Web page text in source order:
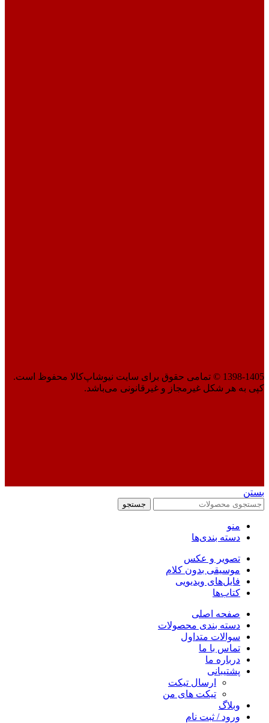
1398-1405 © تمامی حقوق برای سایت نیوشاپ‌کالا محفوظ است.
کپی به هر شکل غیرمجاز و غیرقانونی می‌باشد.
بستن
جستجو
منو
دسته بندی‌ها
تصویر و عکس
موسیقی بدون کلام
فایل‌های ویدیویی
کتاب‌ها
صفحه اصلی
دسته بندی محصولات
سوالات متداول
تماس با ما
درباره ما
پشتیبانی
ارسال تیکت
تیکت های من
وبلاگ
ورود / ثبت نام